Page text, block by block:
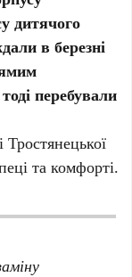
дитячого
в березні
перебували
та комфорті.